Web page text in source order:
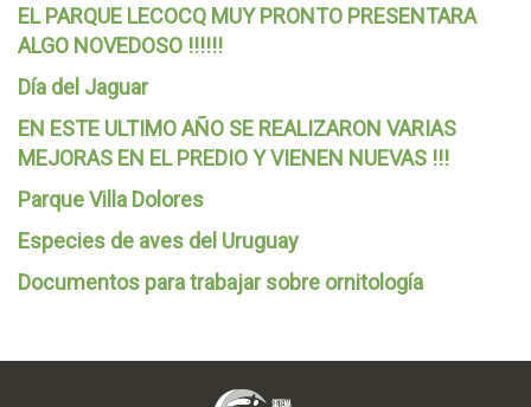
EL PARQUE LECOCQ MUY PRONTO PRESENTARA
ALGO NOVEDOSO !!!!!!
Día del Jaguar
EN ESTE ULTIMO AÑO SE REALIZARON VARIAS
MEJORAS EN EL PREDIO Y VIENEN NUEVAS !!!
Parque Villa Dolores
Especies de aves del Uruguay
Documentos para trabajar sobre ornitología